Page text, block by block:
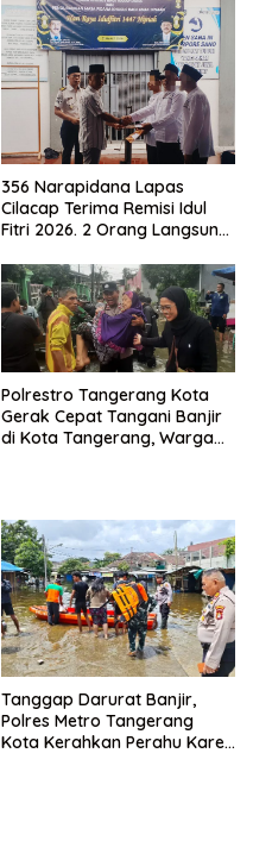
356 Narapidana Lapas
Cilacap Terima Remisi Idul
Fitri 2026. 2 Orang Langsung
Polrestro Tangerang Kota
Gerak Cepat Tangani Banjir
di Kota Tangerang, Warga
Tanggap Darurat Banjir,
Polres Metro Tangerang
Kota Kerahkan Perahu Karet